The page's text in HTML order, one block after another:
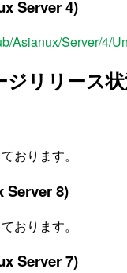
Server 4)
Asianux/Server/4/
リリース
おります。
Server 8)
おります。
Server 7)